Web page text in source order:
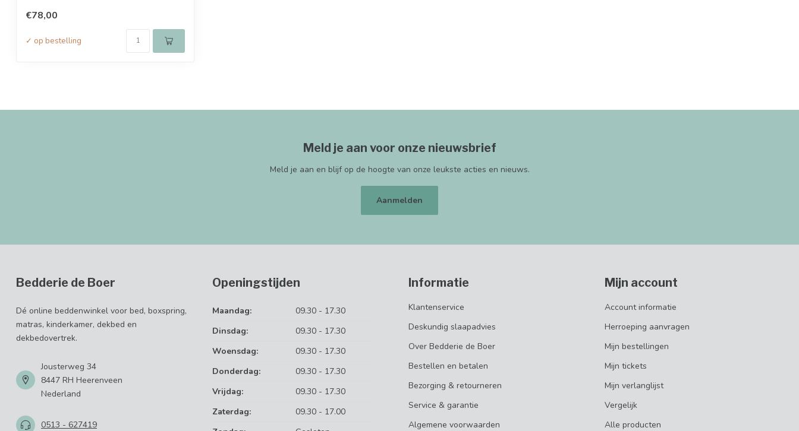
€78,00
✓ op bestelling
Meld je aan voor onze nieuwsbrief
Meld je aan en blijf op de hoogte van onze leukste acties en nieuws.
Aanmelden
Bedderie de Boer
Dé online beddenwinkel voor bed, boxspring,
matras, kinderkamer, dekbed en
dekbedovertrek.
Jousterweg 34
8447 RH Heerenveen
Nederland
0513 - 627419
Openingstijden
Maandag:
09.30 - 17.30
Dinsdag:
09.30 - 17.30
Woensdag:
09.30 - 17.30
Donderdag:
09.30 - 17.30
Vrijdag:
09.30 - 17.30
Zaterdag:
09.30 - 17.00
Informatie
Klantenservice
Deskundig slaapadvies
Over Bedderie de Boer
Bestellen en betalen
Bezorging & retourneren
Service & garantie
Algemene voorwaarden
Mijn account
Account informatie
Herroeping aanvragen
Mijn bestellingen
Mijn tickets
Mijn verlanglijst
Vergelijk
Alle producten